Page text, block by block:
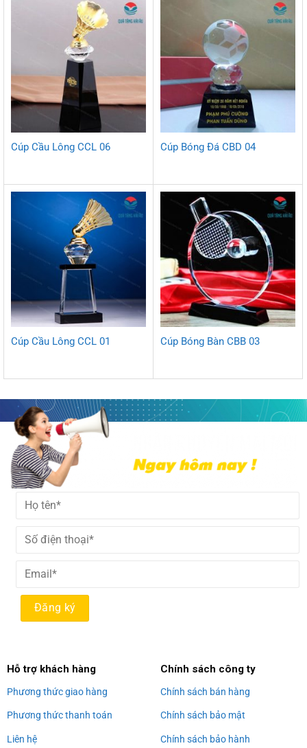
Cúp Cầu Lông CCL 06 Cúp Bóng Đá CBD 04
Cúp Cầu Lông CCL 01 Cúp Bóng Bàn CBB 03
Hỗ trợ khách hàng
Phương thức giao hàng
Phương thức thanh toán
Liên hệ
Chính sách công ty
Chính sách bán hàng
Chính sách bảo mật
Chính sách bảo hành